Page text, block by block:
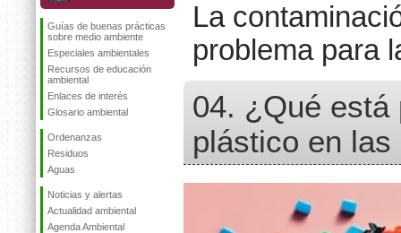
Guías de buenas prácticas
sobre medio ambiente
Especiales ambientales
Recursos de educación
ambiental
Enlaces de interés
Glosario ambiental
Ordenanzas
Residuos
Aguas
Noticias y alertas
Actualidad ambiental
Agenda Ambiental
La
problema para
04. ¿Qué está
plástico en